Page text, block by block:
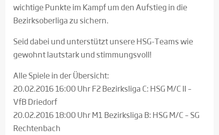
wichtige Punkte im Kampf um den Aufstieg in die
Bezirksoberliga zu sichern.
Seid dabei und unterstützt unsere HSG-Teams wie
gewohnt lautstark und stimmungsvoll!
Alle Spiele in der Übersicht:
20.02.2016 16:00 Uhr F2 Bezirksliga C: HSG M/C II –
VfB Driedorf
20.02.2016 18:00 Uhr M1 Bezirksliga B: HSG M/C – SG
Rechtenbach